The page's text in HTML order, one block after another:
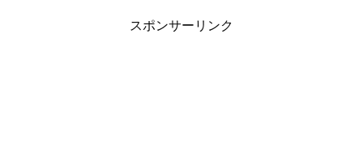
スポンサーリンク